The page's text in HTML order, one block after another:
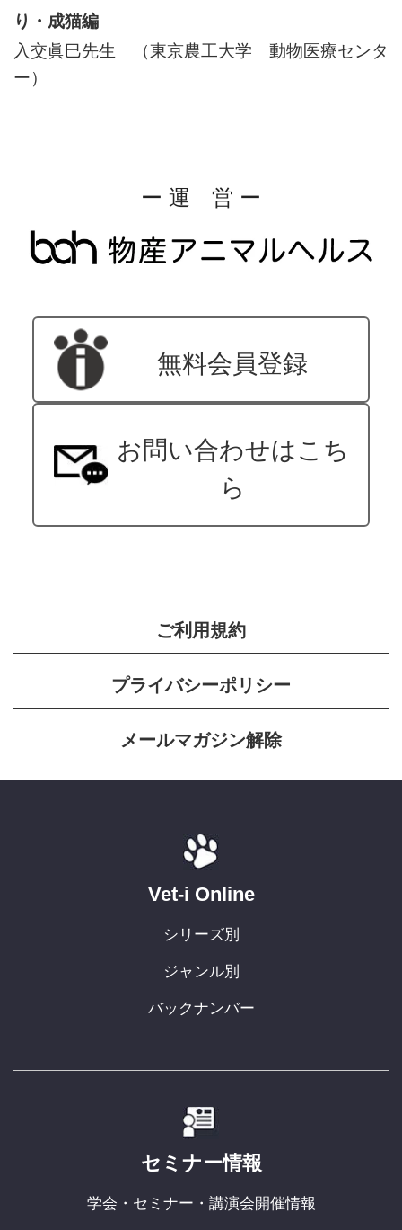
り・成猫編
入交眞巳先生 （東京農工大学 動物医療センタ
ー）
ー 運 営 ー
無料会員登録
お問い合わせはこち
ら
ご利用規約
プライバシーポリシー
メールマガジン解除
Vet-i Online
シリーズ別
ジャンル別
バックナンバー
セミナー情報
学会・セミナー・講演会開催情報